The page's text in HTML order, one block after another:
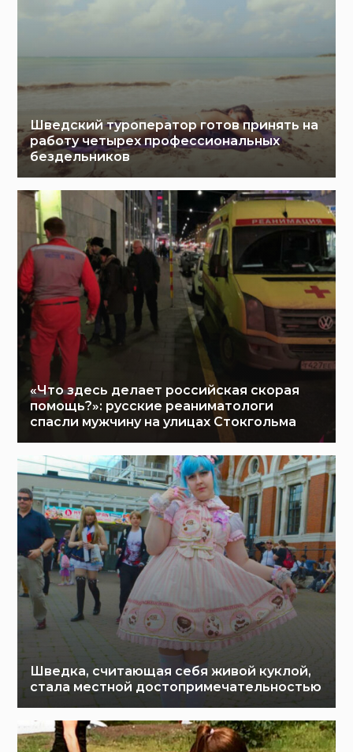
Шведский туроператор готов принять на
работу четырех профессиональных
бездельников
«Что здесь делает российская скорая
помощь?»: русские реаниматологи
спасли мужчину на улицах Стокгольма
Шведка, считающая себя живой куклой,
стала местной достопримечательностью